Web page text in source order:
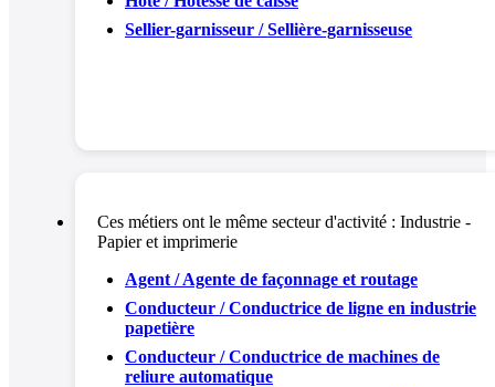
Sellier-garnisseur / Sellière-garnisseuse
Ces métiers ont le même secteur d'activité : Industrie -
Papier et imprimerie
Agent / Agente de façonnage et routage
Conducteur / Conductrice de ligne en industrie
papetière
Conducteur / Conductrice de machines de
reliure automatique